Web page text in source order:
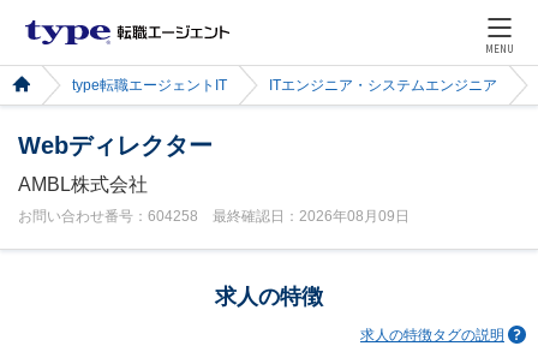
MENU
type転職エージェントIT ITエンジニア・システムエンジニア
Webディレクター
AMBL株式会社
お問い合わせ番号：604258 最終確認日：2026年08月09日
求人の特徴
求人の特徴タグの説明